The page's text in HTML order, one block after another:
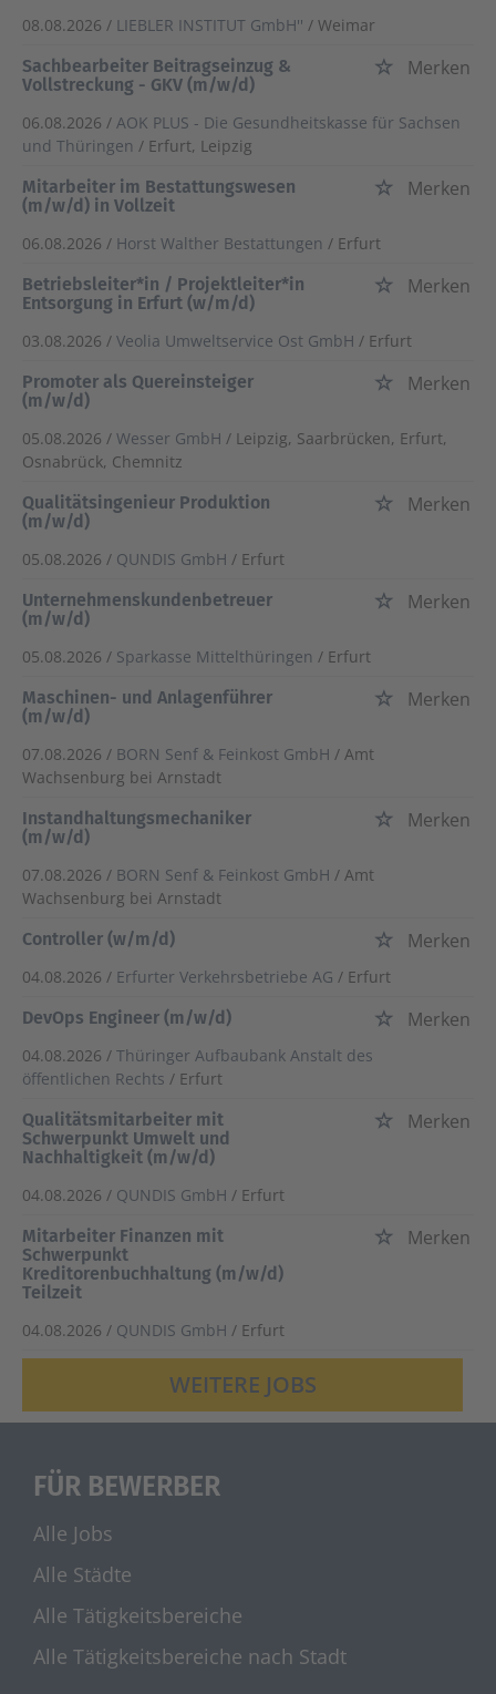
08.08.2026 / LIEBLER INSTITUT GmbH'' / Weimar
Sachbearbeiter Beitragseinzug &
Vollstreckung - GKV (m/w/d)
Merken
06.08.2026 / AOK PLUS - Die Gesundheitskasse für Sachsen
und Thüringen / Erfurt, Leipzig
Mitarbeiter im Bestattungswesen
(m/w/d) in Vollzeit
Merken
06.08.2026 / Horst Walther Bestattungen / Erfurt
Betriebsleiter*in / Projektleiter*in
Entsorgung in Erfurt (w/m/d)
Merken
03.08.2026 / Veolia Umweltservice Ost GmbH / Erfurt
Promoter als Quereinsteiger
(m/w/d)
Merken
05.08.2026 / Wesser GmbH / Leipzig, Saarbrücken, Erfurt,
Osnabrück, Chemnitz
Qualitätsingenieur Produktion
(m/w/d)
Merken
05.08.2026 / QUNDIS GmbH / Erfurt
Unternehmenskundenbetreuer
(m/w/d)
Merken
05.08.2026 / Sparkasse Mittelthüringen / Erfurt
Maschinen- und Anlagenführer
(m/w/d)
Merken
07.08.2026 / BORN Senf & Feinkost GmbH / Amt
Wachsenburg bei Arnstadt
Instandhaltungsmechaniker
(m/w/d)
Merken
07.08.2026 / BORN Senf & Feinkost GmbH / Amt
Wachsenburg bei Arnstadt
Controller (w/m/d)
Merken
04.08.2026 / Erfurter Verkehrsbetriebe AG / Erfurt
DevOps Engineer (m/w/d)
Merken
04.08.2026 / Thüringer Aufbaubank Anstalt des
öffentlichen Rechts / Erfurt
Qualitätsmitarbeiter mit
Schwerpunkt Umwelt und
Nachhaltigkeit (m/w/d)
Merken
04.08.2026 / QUNDIS GmbH / Erfurt
Mitarbeiter Finanzen mit
Schwerpunkt
Kreditorenbuchhaltung (m/w/d)
Teilzeit
Merken
04.08.2026 / QUNDIS GmbH / Erfurt
WEITERE JOBS
FÜR BEWERBER
Alle Jobs
Alle Städte
Alle Tätigkeitsbereiche
Alle Tätigkeitsbereiche nach Stadt